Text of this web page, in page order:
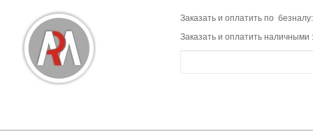
Заказать и оплатить по
Заказать и оплатить наличными